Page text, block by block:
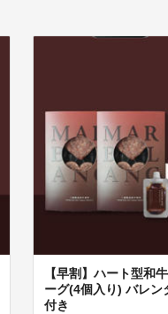
【早割】ハート型和
ーグ(4個入り) バレン
付き